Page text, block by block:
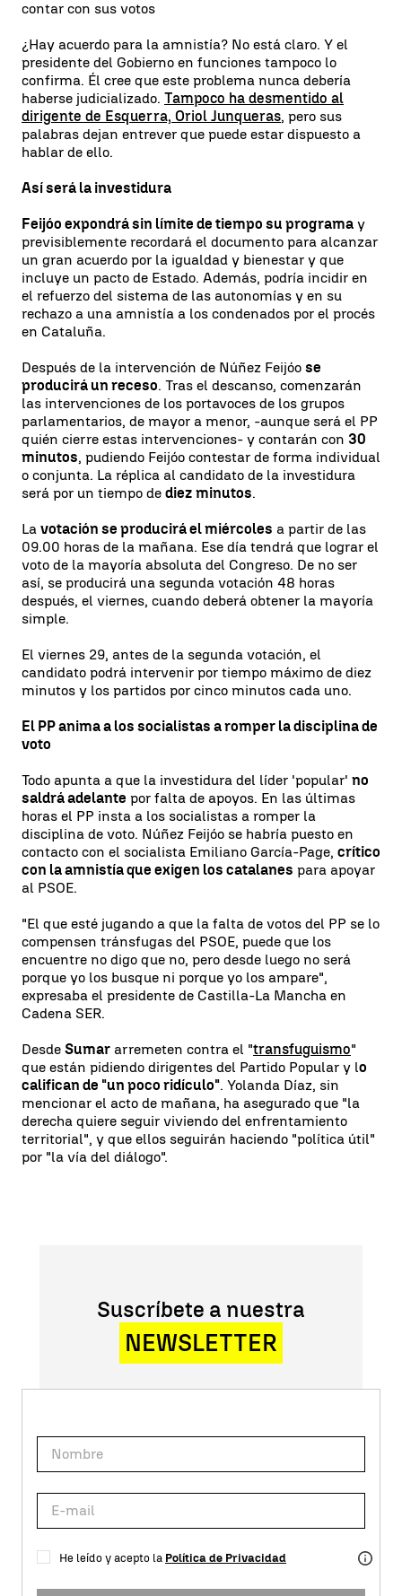
contar con sus votos
¿Hay acuerdo para la amnistía? No está claro. Y el
presidente del Gobierno en funciones tampoco lo
confirma. Él cree que este problema nunca debería
haberse judicializado. Tampoco ha desmentido al
dirigente de Esquerra, Oriol Junqueras, pero sus
palabras dejan entrever que puede estar dispuesto a
hablar de ello.
Así será la investidura
Feijóo expondrá sin límite de tiempo su programa y
previsiblemente recordará el documento para alcanzar
un gran acuerdo por la igualdad y bienestar y que
incluye un pacto de Estado. Además, podría incidir en
el refuerzo del sistema de las autonomías y en su
rechazo a una amnistía a los condenados por el procés
en Cataluña.
Después de la intervención de Núñez Feijóo se
producirá un receso. Tras el descanso, comenzarán
las intervenciones de los portavoces de los grupos
parlamentarios, de mayor a menor, -aunque será el PP
quién cierre estas intervenciones- y contarán con 30
minutos, pudiendo Feijóo contestar de forma individual
o conjunta. La réplica al candidato de la investidura
será por un tiempo de diez minutos.
La votación se producirá el miércoles a partir de las
09.00 horas de la mañana. Ese día tendrá que lograr el
voto de la mayoría absoluta del Congreso. De no ser
así, se producirá una segunda votación 48 horas
después, el viernes, cuando deberá obtener la mayoría
simple.
El viernes 29, antes de la segunda votación, el
candidato podrá intervenir por tiempo máximo de diez
minutos y los partidos por cinco minutos cada uno.
El PP anima a los socialistas a romper la disciplina de
voto
Todo apunta a que la investidura del líder 'popular' no
saldrá adelante por falta de apoyos. En las últimas
horas el PP insta a los socialistas a romper la
disciplina de voto. Núñez Feijóo se habría puesto en
contacto con el socialista Emiliano García-Page, crítico
con la amnistía que exigen los catalanes para apoyar
al PSOE.
"El que esté jugando a que la falta de votos del PP se lo
compensen tránsfugas del PSOE, puede que los
encuentre no digo que no, pero desde luego no será
porque yo los busque ni porque yo los ampare",
expresaba el presidente de Castilla-La Mancha en
Cadena SER.
Desde Sumar arremeten contra el "transfuguismo"
que están pidiendo dirigentes del Partido Popular y lo
califican de "un poco ridículo". Yolanda Díaz, sin
mencionar el acto de mañana, ha asegurado que "la
derecha quiere seguir viviendo del enfrentamiento
territorial", y que ellos seguirán haciendo "política útil"
por "la vía del diálogo".
Suscríbete a nuestra
NEWSLETTER
He leído y acepto la Política de Privacidad